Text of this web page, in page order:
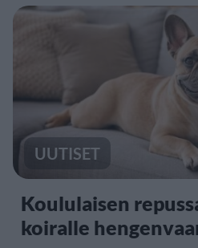
UUTISET
Koululaisen
koiralle